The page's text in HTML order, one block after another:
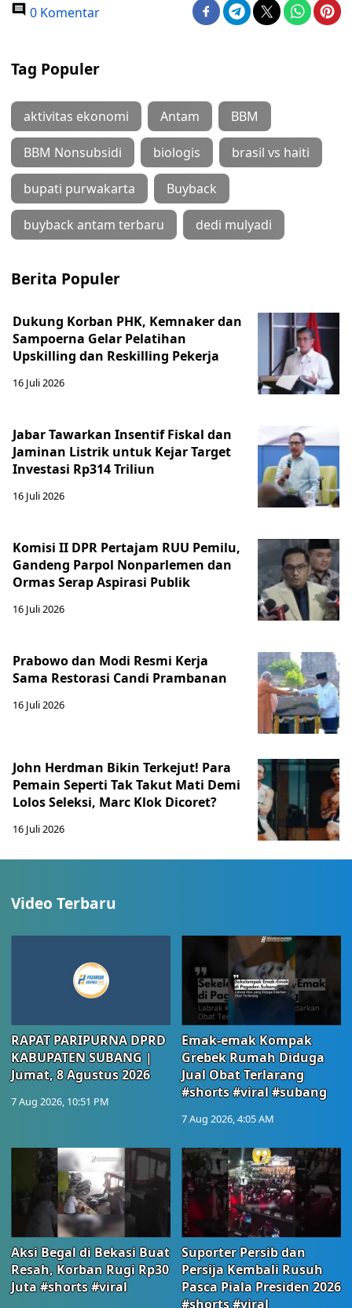
0 Komentar
Tag Populer
aktivitas ekonomi Antam BBM
BBM Nonsubsidi biologis brasil vs haiti
bupati purwakarta Buyback
buyback antam terbaru dedi mulyadi
Berita Populer
Dukung Korban PHK, Kemnaker dan
Sampoerna Gelar Pelatihan
Upskilling dan Reskilling Pekerja
16 Juli 2026
Jabar Tawarkan Insentif Fiskal dan
Jaminan Listrik untuk Kejar Target
Investasi Rp314 Triliun
16 Juli 2026
Komisi II DPR Pertajam RUU Pemilu,
Gandeng Parpol Nonparlemen dan
Ormas Serap Aspirasi Publik
16 Juli 2026
Prabowo dan Modi Resmi Kerja
Sama Restorasi Candi Prambanan
16 Juli 2026
John Herdman Bikin Terkejut! Para
Pemain Seperti Tak Takut Mati Demi
Lolos Seleksi, Marc Klok Dicoret?
16 Juli 2026
Video Terbaru
RAPAT PARIPURNA DPRD
KABUPATEN SUBANG |
Jumat, 8 Agustus 2026
7 Aug 2026, 10:51 PM
Emak-emak Kompak
Grebek Rumah Diduga
Jual Obat Terlarang
#shorts #viral #subang
7 Aug 2026, 4:05 AM
Aksi Begal di Bekasi Buat
Resah, Korban Rugi Rp30
Juta #shorts #viral
Suporter Persib dan
Persija Kembali Rusuh
Pasca Piala Presiden 2026
#shorts #viral